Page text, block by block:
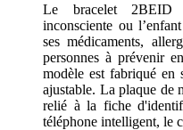
Le bracelet 2BEID
inconsciente ou
ses médicaments,
personnes à prévenir
modèle est fabriqué en
ajustable. La plaque de
relié à la fiche
téléphone intelligent, le